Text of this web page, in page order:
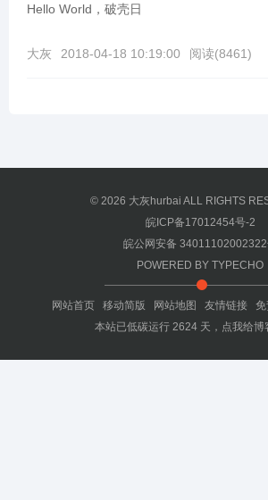
Hello World，破壳日
大灰 2018-04-18 10:19:00 阅读(8461)
© 2026 大灰hurbai ALL RIGHTS
皖ICP备17012454号-2
皖公网安备
POWERED BY TYPECHO
网站首页 移动简版 网站地图 友情链接 免
本站已低碳运行2624 天， 点我给博